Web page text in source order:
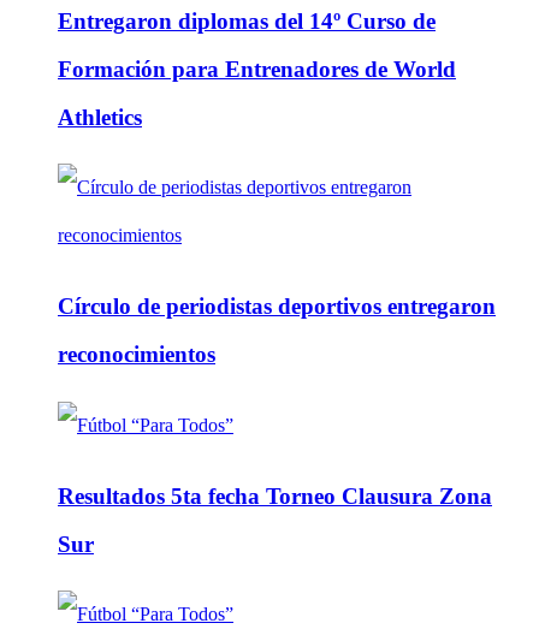
Entregaron diplomas del 14º Curso de
Formación para Entrenadores de World
Athletics
Círculo de periodistas deportivos entregaron
reconocimientos
Resultados 5ta fecha Torneo Clausura Zona
Sur